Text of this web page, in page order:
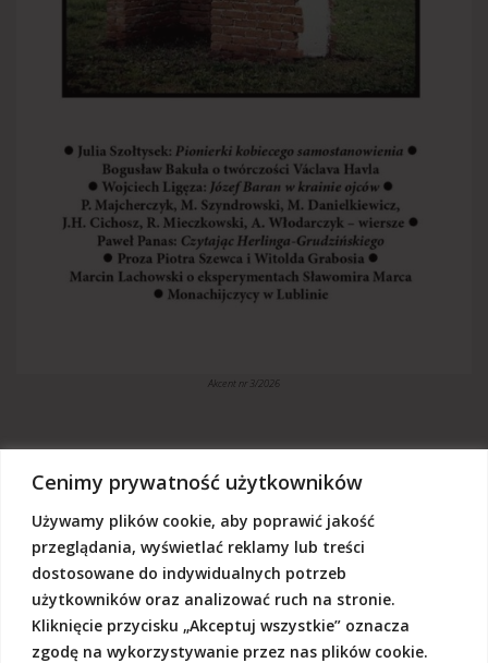
Cenimy prywatność użytkowników
Używamy plików cookie, aby poprawić jakość
przeglądania, wyświetlać reklamy lub treści
dostosowane do indywidualnych potrzeb
użytkowników oraz analizować ruch na stronie.
Kliknięcie przycisku „Akceptuj wszystkie” oznacza
zgodę na wykorzystywanie przez nas plików cookie.
Akcent nr 3/2026
„Akcent” jest czasopismem niezależnym, utrzymujemy się z dotacji
budżetowych oraz darowizn. Będziemy wdzięczni, jeśli zechcą nas
Państwo wesprzeć dowolną kwotą.
Wschodnia Fundacja Kultury „Akcent”, ul. Grodzka 3, 20-112 Lublin
Nr rachunku:50124015031111000017528667
(z dopiskiem: Darowizna na działalność statutową Wschodniej
Fundacji Kultury Akcent w sferze pożytku publicznego)